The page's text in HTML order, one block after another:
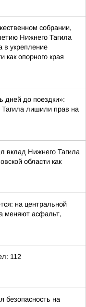
собрании,
Нижнего Тагила
в укрепление
как опорного края
дней до поездки»:
лишили прав на
вклад Нижнего Тагила
области как
на центральной
меняют асфальт,
112
безопасность на